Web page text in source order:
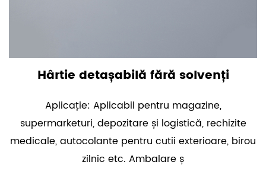
Hârtie detașabilă fără solvenți
Aplicație: Aplicabil pentru magazine,
supermarketuri, depozitare și logistică, rechizite
medicale, autocolante pentru cutii exterioare, birou
zilnic etc. Ambalare ș